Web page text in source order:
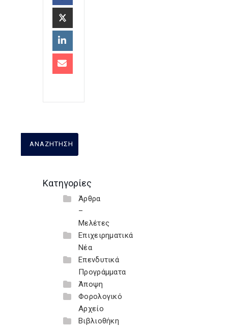
Κατηγορίες
Άρθρα
–
Μελέτες
Επιχειρηματικά
Νέα
Επενδυτικά
Προγράμματα
Άποψη
Φορολογικό
Αρχείο
Βιβλιοθήκη